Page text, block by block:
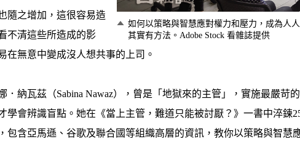
如何以策略與智慧應對權力和壓力，成為人
其實有方法。Adobe Stock 看雜誌提供
隨之增加，這很容易造
不清這些所造成的影
在無意中變成沒人想共事的上司。
納瓦茲（Sabina Nawaz），曾是「地獄來的主管」，實施最嚴苛
學會辨識盲點。她在《當上主管，難道只能被討厭？》一書中淬鍊
包含亞馬遜、谷歌及聯合國等組織高層的資訊，教你以策略與智慧